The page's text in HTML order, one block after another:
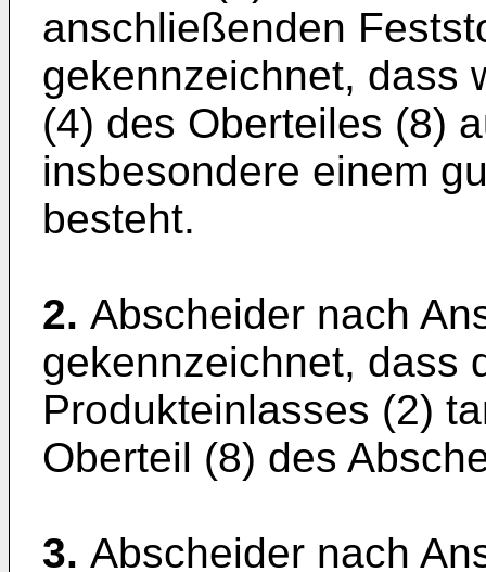
anschließenden
gekennzeichnet, dass
(4) des Oberteiles (8)
insbesondere einem
besteht.
2. Abscheider nach
gekennzeichnet, dass
Produkteinlasses (2)
Oberteil (8) des
3. Abscheider nach